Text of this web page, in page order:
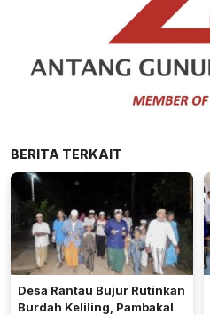
BERITA TERKAIT
Desa Rantau Bujur Rutinkan
Burdah Keliling, Pambakal